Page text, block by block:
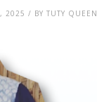
2025 / BY TUTY QUEEN